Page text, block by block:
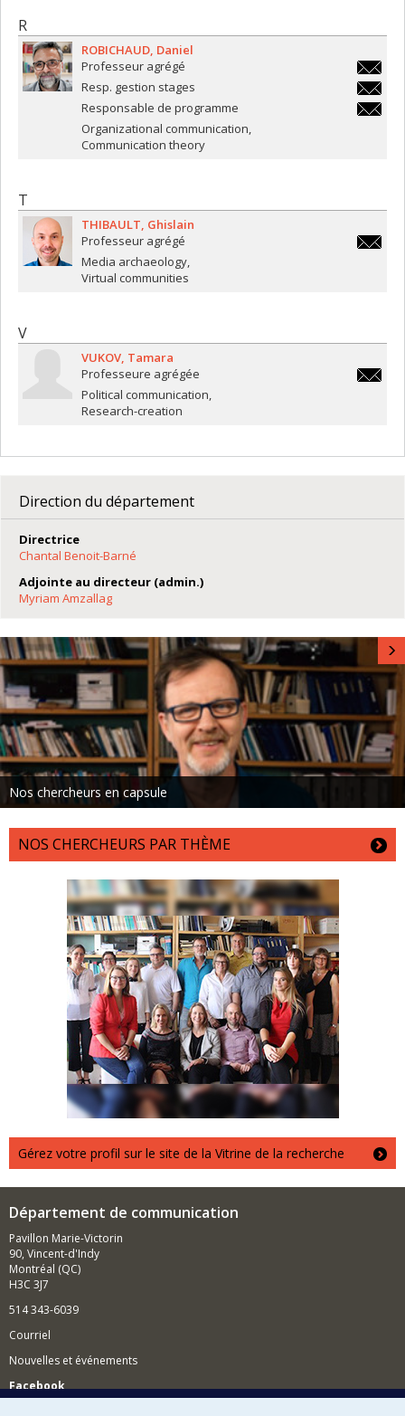
R
ROBICHAUD Daniel
Professeur agrégé
Resp. gestion stages
Responsable de programme
Organizational communication
Communication theory
T
THIBAULT Ghislain
Professeur agrégé
Media archaeology
Virtual communities
V
VUKOV Tamara
Professeure agrégée
Political communication
Research-creation
Direction du département
Directrice
Chantal Benoit-Barné
Adjointe au directeur (admin.)
Myriam Amzallag
Nos chercheurs en capsule
NOS CHERCHEURS PAR THÈME
Gérez votre profil sur le site de la Vitrine de la recherche
Département de communication
Pavillon Marie-Victorin
90, Vincent-d'Indy
Montréal (QC)
H3C 3J7
514 343-6039
Courriel
Nouvelles et événements
Facebook